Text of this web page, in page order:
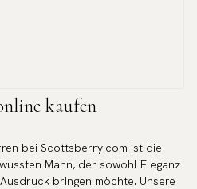
kaufen
bei Scottsberry.com ist die
Mann, der sowohl Eleganz
bringen möchte. Unsere